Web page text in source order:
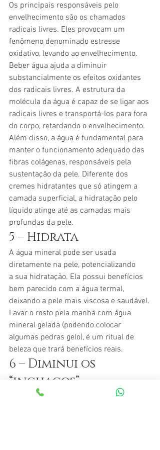
Os principais responsáveis pelo
envelhecimento são os chamados
radicais livres. Eles provocam um
fenômeno denominado estresse
oxidativo, levando ao envelhecimento.
Beber água ajuda a diminuir
substancialmente os efeitos oxidantes
dos radicais livres. A estrutura da
molécula da água é capaz de se ligar aos
radicais livres e transportá-los para fora
do corpo, retardando o envelhecimento.
Além disso, a água é fundamental para
manter o funcionamento adequado das
fibras colágenas, responsáveis pela
sustentação da pele. Diferente dos
cremes hidratantes que só atingem a
camada superficial, a hidratação pelo
líquido atinge até as camadas mais
profundas da pele.
5 – Hidrata
A água mineral pode ser usada
diretamente na pele, potencializando
a sua hidratação. Ela possui benefícios
bem parecido com a água termal,
deixando a pele mais viscosa e saudável.
Lavar o rosto pela manhã com água
mineral gelada (podendo colocar
algumas pedras gelo), é um ritual de
beleza que trará benefícios reais.
6 – Diminui os
“inchaços”
Para manter o equilíbrio do nosso corpo,